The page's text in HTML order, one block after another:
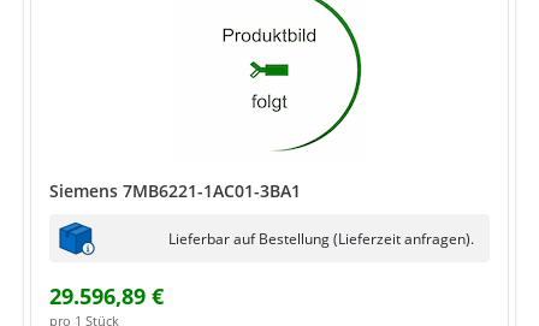
Siemens 7MB6221-1AC01-3BA1
Lieferbar auf Bestellung (Lieferzeit anfragen).
29.596,89 €
pro 1 Stück